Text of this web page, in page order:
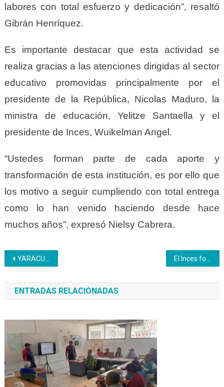
labores con total esfuerzo y dedicación”, resaltó
Gibrán Henríquez.
Es importante destacar que esta actividad se
realiza gracias a las atenciones dirigidas al sector
educativo promovidas principalmente por el
presidente de la República, Nicolas Maduro, la
ministra de educación, Yelitze Santaella y el
presidente de Inces, Wuikelman Angel.
“Ustedes forman parte de cada aporte y
transformación de esta institución, es por ello que
los motivo a seguir cumpliendo con total entrega
como lo han venido haciendo desde hace
muchos años”, expresó Nielsy Cabrera.
Navegación
de
entradas
YARACUY | Inces realizó jornada de certificación en internado judicial
ENTRADAS RELACIONADAS